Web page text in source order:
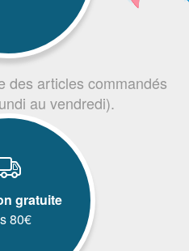
des articles commandés
au vendredi).
gratuite
80€